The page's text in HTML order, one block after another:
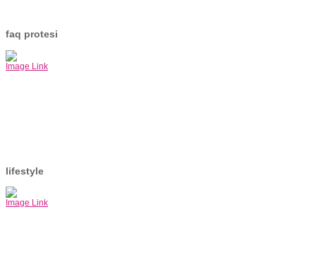
faq protesi
Image Link
lifestyle
Image Link